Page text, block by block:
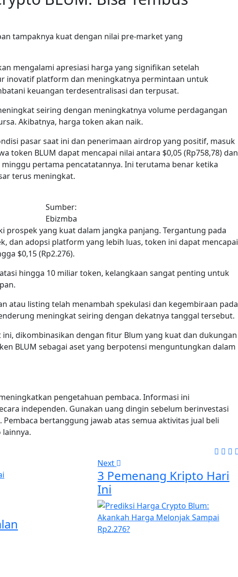
tampaknya kuat dengan nilai pre-market yang
mengalami apresiasi harga yang signifikan setelah
inovatif platform dan meningkatnya permintaan untuk
keuangan terdesentralisasi dan terpusat.
seiring dengan meningkatnya volume perdagangan
Akibatnya, harga token akan naik.
pasar saat ini dan penerimaan airdrop yang positif, masuk
token BLUM dapat mencapai nilai antara $0,05 (Rp758,78) dan
minggu pertama pencatatannya. Ini terutama benar ketika
terus meningkat.
Sumber:
Ebizmba
prospek yang kuat dalam jangka panjang. Tergantung pada
dan adopsi platform yang lebih luas, token ini dapat mencapai
$0,15 (Rp2.276).
hingga 10 miliar token, kelangkaan sangat penting untuk
atau listing telah menambah spekulasi dan kegembiraan pada
meningkat seiring dengan dekatnya tanggal tersebut.
dikombinasikan dengan fitur Blum yang kuat dan dukungan
BLUM sebagai aset yang berpotensi menguntungkan dalam
pengetahuan pembaca. Informasi ini
independen. Gunakan uang dingin sebelum berinvestasi
bertanggung jawab atas semua aktivitas jual beli
Next
3 Pemenang Kripto Hari
Ini